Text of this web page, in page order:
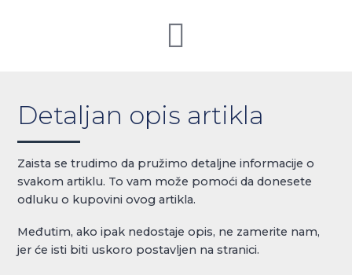
Detaljan opis artikla
Zaista se trudimo da pružimo detaljne informacije o
svakom artiklu. To vam može pomoći da donesete
odluku o kupovini ovog artikla.
Međutim, ako ipak nedostaje opis, ne zamerite nam,
jer će isti biti uskoro postavljen na stranici.